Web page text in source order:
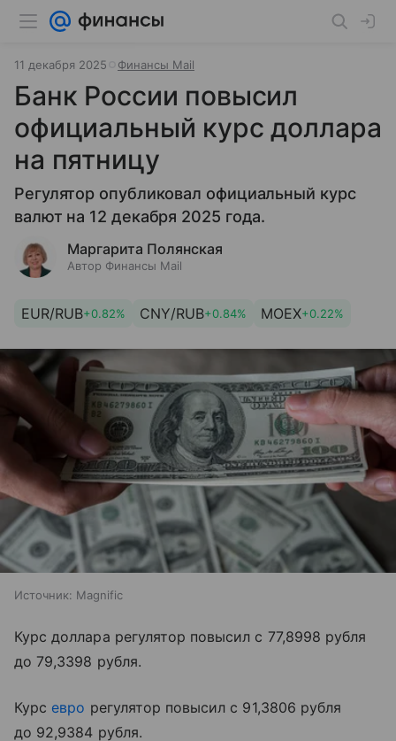
11 декабря 2025 Финансы Mail
Банк России повысил
официальный курс доллара
на пятницу
Регулятор опубликовал официальный курс
валют на 12 декабря 2025 года.
Маргарита Полянская
Автор Финансы Mail
EUR/RUB+0.82% CNY/RUB+0.84% MOEX+0.22%
Источник: Magnific
Курс доллара регулятор повысил с 77,8998 рубля
до 79,3398 рубля.
Курс евро регулятор повысил с 91,3806 рубля
до 92,9384 рубля.